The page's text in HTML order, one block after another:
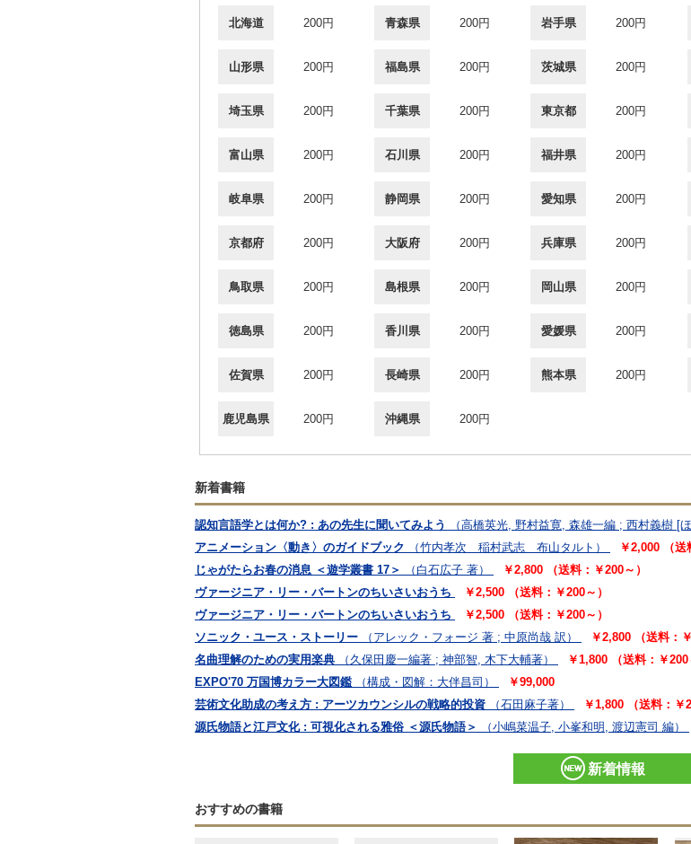
北海道 200円 青森県 200円 岩手県 200円
山形県 200円 福島県 200円 茨城県 200円
埼玉県 200円 千葉県 200円 東京都 200円
富山県 200円 石川県 200円 福井県 200円
岐阜県 200円 静岡県 200円 愛知県 200円
京都府 200円 大阪府 200円 兵庫県 200円
鳥取県 200円 島根県 200円 岡山県 200円
徳島県 200円 香川県 200円 愛媛県 200円
佐賀県 200円 長崎県 200円 熊本県 200円
鹿児島県 200円 沖縄県 200円
新着書籍
認知言語学とは何か? : あの先生に聞いてみよう （高橋英光, 野村益寛, 森雄一編 ; 西村義樹 [ほ
アニメーション〈動き〉のガイドブック
（竹内孝次 稲村武志 布山タルト）
￥2,000 （送
じゃがたらお春の消息 ＜遊学叢書 17＞
（白石広子 著）
￥2,800 （送料：￥200～）
ヴァージニア・リー・バートンのちいさいおうち
￥2,500 （送料：￥200～）
ヴァージニア・リー・バートンのちいさいおうち
￥2,500 （送料：￥200～）
ソニック・ユース・ストーリー
（アレック・フォージ 著 ; 中原尚哉 訳）
￥2,800 （送料：
名曲理解のための実用楽典
（久保田慶一編著 ; 神部智, 木下大輔著）
￥1,800 （送料：￥200
EXPO'70 万国博カラー大図鑑
（構成・図解：大伴昌司）
￥99,000
芸術文化助成の考え方 : アーツカウンシルの戦略的投資
（石田麻子著）
￥1,800 （送料：￥
源氏物語と江戸文化 : 可視化される雅俗 ＜源氏物語＞
（小嶋菜温子, 小峯和明, 渡辺憲司 編）
新着情報
おすすめの書籍